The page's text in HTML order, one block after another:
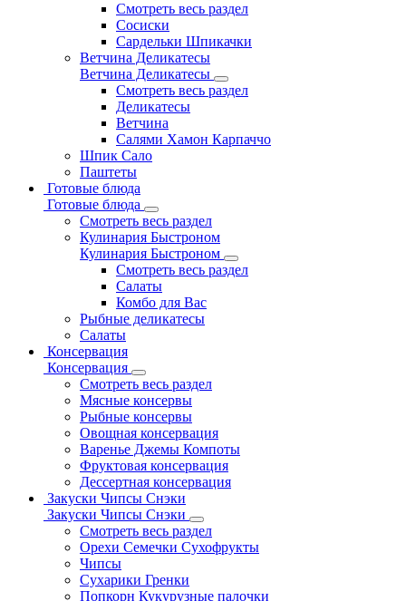
Смотреть весь раздел
Сосиски
Сардельки Шпикачки
Ветчина Деликатесы
Ветчина Деликатесы
Смотреть весь раздел
Деликатесы
Ветчина
Салями Хамон Карпаччо
Шпик Сало
Паштеты
Готовые блюда
Готовые блюда
Смотреть весь раздел
Кулинария Быстроном
Кулинария Быстроном
Смотреть весь раздел
Салаты
Комбо для Вас
Рыбные деликатесы
Салаты
Консервация
Консервация
Смотреть весь раздел
Мясные консервы
Рыбные консервы
Овощная консервация
Варенье Джемы Компоты
Фруктовая консервация
Дессертная консервация
Закуски Чипсы Снэки
Закуски Чипсы Снэки
Смотреть весь раздел
Орехи Семечки Сухофрукты
Чипсы
Сухарики Гренки
Попкорн Кукурузные палочки